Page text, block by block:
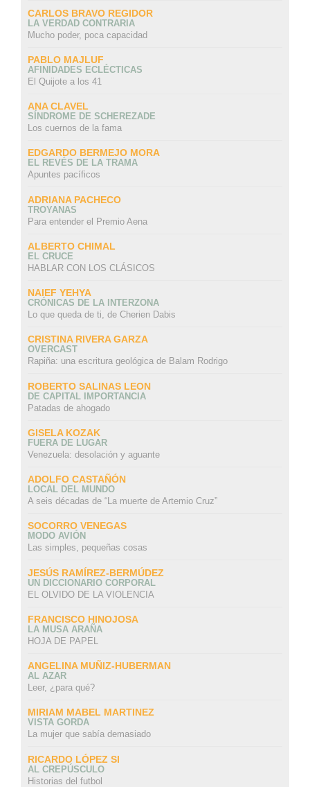
CARLOS BRAVO REGIDOR
LA VERDAD CONTRARIA
Mucho poder, poca capacidad
PABLO MAJLUF
AFINIDADES ECLÉCTICAS
El Quijote a los 41
ANA CLAVEL
SÍNDROME DE SCHEREZADE
Los cuernos de la fama
EDGARDO BERMEJO MORA
EL REVÉS DE LA TRAMA
Apuntes pacíficos
ADRIANA PACHECO
TROYANAS
Para entender el Premio Aena
ALBERTO CHIMAL
EL CRUCE
HABLAR CON LOS CLÁSICOS
NAIEF YEHYA
CRÓNICAS DE LA INTERZONA
Lo que queda de ti, de Cherien Dabis
CRISTINA RIVERA GARZA
OVERCAST
Rapiña: una escritura geológica de Balam Rodrigo
ROBERTO SALINAS LEON
DE CAPITAL IMPORTANCIA
Patadas de ahogado
GISELA KOZAK
FUERA DE LUGAR
Venezuela: desolación y aguante
ADOLFO CASTAÑÓN
LOCAL DEL MUNDO
A seis décadas de “La muerte de Artemio Cruz”
SOCORRO VENEGAS
MODO AVIÓN
Las simples, pequeñas cosas
JESÚS RAMÍREZ-BERMÚDEZ
UN DICCIONARIO CORPORAL
EL OLVIDO DE LA VIOLENCIA
FRANCISCO HINOJOSA
LA MUSA ARAÑA
HOJA DE PAPEL
ANGELINA MUÑIZ-HUBERMAN
AL AZAR
Leer, ¿para qué?
MIRIAM MABEL MARTINEZ
VISTA GORDA
La mujer que sabía demasiado
RICARDO LÓPEZ SI
AL CREPÚSCULO
Historias del futbol